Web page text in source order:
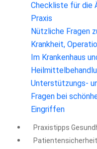
Checkliste für die
Praxis
Nützliche Fragen
Krankheit,
Im Krankenhaus
Unterstützungs-
Fragen bei
Eingriffen
Praxistipps
Patientensicherheit